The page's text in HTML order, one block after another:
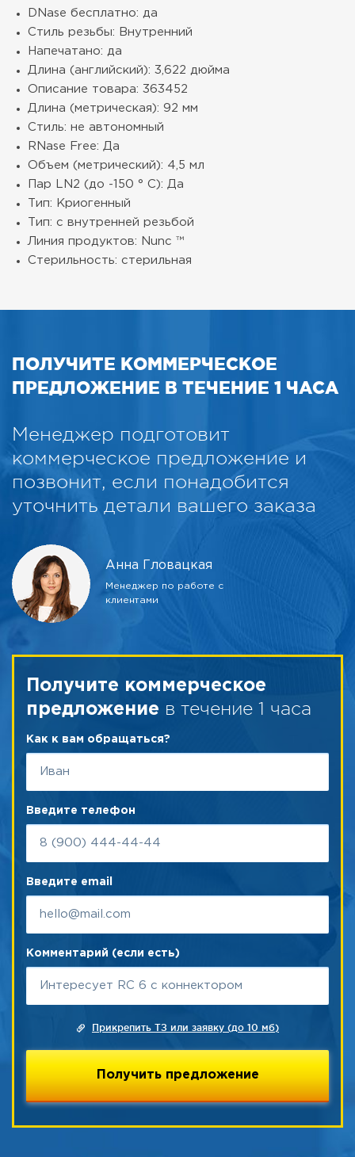
DNase бесплатно: да
Стиль резьбы: Внутренний
Напечатано: да
Длина (английский): 3,622 дюйма
Описание товара: 363452
Длина (метрическая): 92 мм
Стиль: не автономный
RNase Free: Да
Объем (метрический): 4,5 мл
Пар LN2 (до -150 ° C): Да
Тип: Криогенный
Тип: с внутренней резьбой
Линия продуктов: Nunc ™
Стерильность: стерильная
ПОЛУЧИТЕ КОММЕРЧЕСКОЕ
ПРЕДЛОЖЕНИЕ В ТЕЧЕНИЕ 1 ЧАСА
Менеджер подготовит
коммерческое предложение и
позвонит, если понадобится
уточнить детали вашего заказа
Анна Гловацкая
Менеджер по работе с
клиентами
Получите коммерческое
предложение в течение 1 часа
Как к вам обращаться?
Введите телефон
Введите email
Комментарий (если есть)
Прикрепить ТЗ или заявку (до 10 мб)